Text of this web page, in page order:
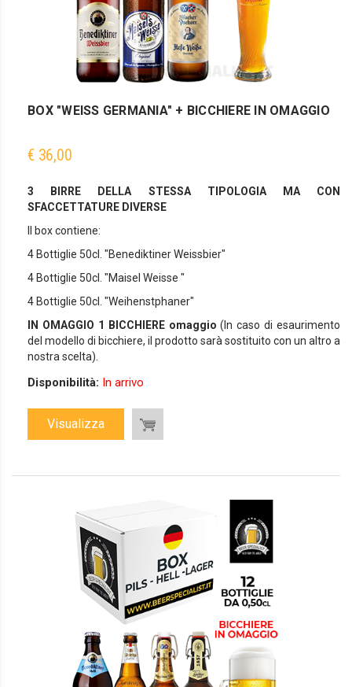
BOX "WEISS GERMANIA" + BICCHIERE IN OMAGGIO
€ 36,00
3 BIRRE DELLA STESSA TIPOLOGIA MA CON
SFACCETTATURE DIVERSE
Il box contiene:
4 Bottiglie 50cl. "Benediktiner Weissbier"
4 Bottiglie 50cl. "Maisel Weisse "
4 Bottiglie 50cl. "Weihenstphaner"
IN OMAGGIO 1 BICCHIERE omaggio (In caso di esaurimento
del modello di bicchiere, il prodotto sarà sostituito con un altro a
nostra scelta).
Disponibilità: In arrivo
Visualizza